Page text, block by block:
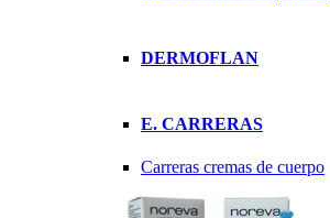
DERMOFLAN
E. CARRERAS
Carreras cremas de cuerpo